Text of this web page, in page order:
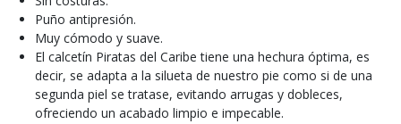
Puño antipresión.
Muy cómodo y suave.
El calcetín Piratas del Caribe tiene una hechura óptima, es
decir, se adapta a la silueta de nuestro pie como si de una
segunda piel se tratase, evitando arrugas y dobleces,
ofreciendo un acabado limpio e impecable.